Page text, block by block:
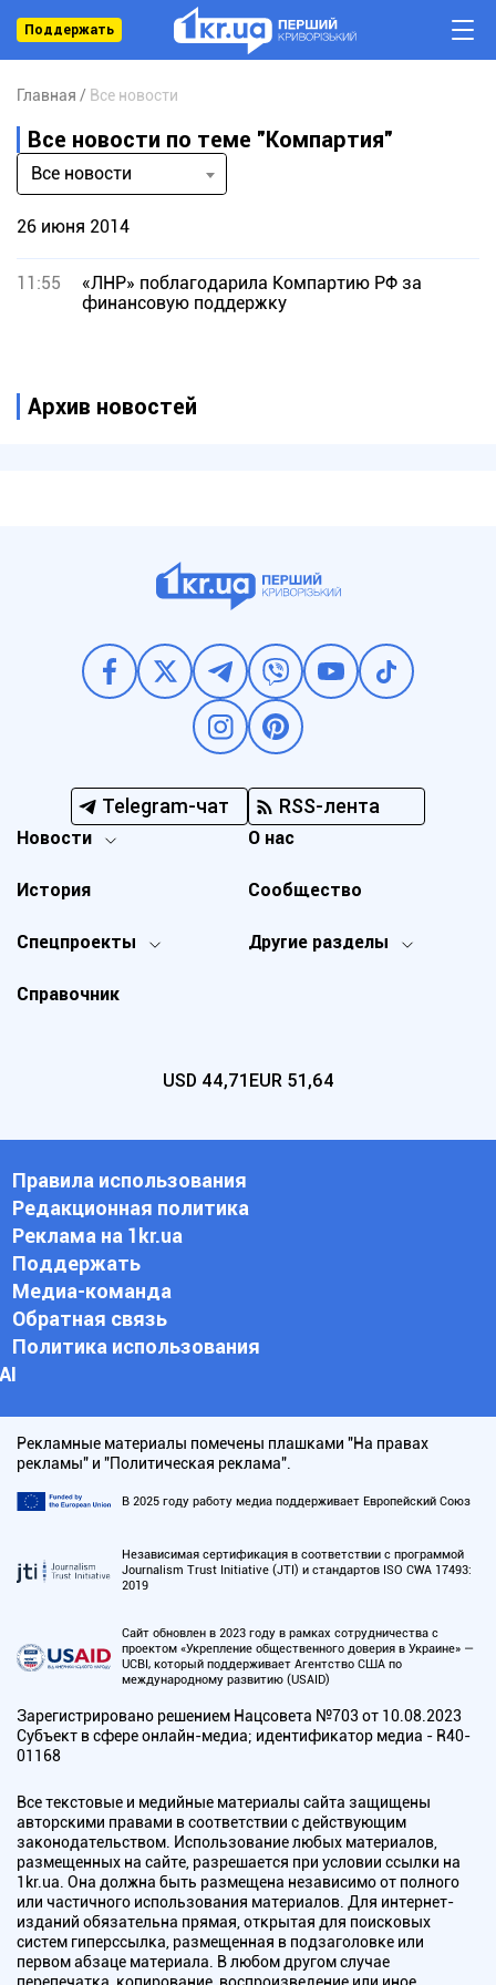
Поддержать
Главная Все новости
Все новости по теме "Компартия"
Все новости
26 июня 2014
11:55
«ЛНР» поблагодарила Компартию РФ за
финансовую поддержку
Архив новостей
Telegram-чат RSS-лента
Новости
Спецпроекты Другие разделы
История
О нас
Справочник
Сообщество
USD 44,71 EUR 51,64
Правила использования
Редакционная политика
Реклама на 1kr.ua
Поддержать
Медиа-команда
Обратная связь
Политика использования
АI
Рекламные материалы помечены плашками "На правах
рекламы" и "Политическая реклама".
В 2025 году работу медиа поддерживает Европейский Союз
Независимая сертификация в соответствии с программой
Journalism Trust Initiative (JTI) и стандартов ISO CWA 17493:
2019
Сайт обновлен в 2023 году в рамках сотрудничества с
проектом «Укрепление общественного доверия в Украине» —
UCBI, который поддерживает Агентство США по
международному развитию (USAID)
Зарегистрировано решением Нацсовета №703 от 10.08.2023
Субъект в сфере онлайн-медиа; идентификатор медиа - R40-
01168
Все текстовые и медийные материалы сайта защищены
авторскими правами в соответствии с действующим
законодательством. Использование любых материалов,
размещенных на сайте, разрешается при условии ссылки на
1kr.ua. Она должна быть размещена независимо от полного
или частичного использования материалов. Для интернет-
изданий обязательна прямая, открытая для поисковых
систем гиперссылка, размещенная в подзаголовке или
первом абзаце материала. В любом другом случае